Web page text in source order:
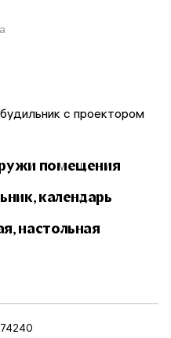
с проектором
помещения
календарь
настольная
74240